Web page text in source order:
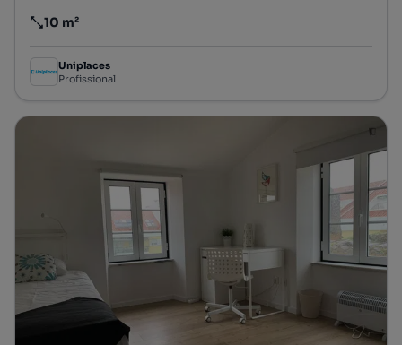
Preço por metro quadrado
10 m²
Uniplaces
Profissional